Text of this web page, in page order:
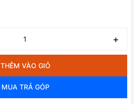
+
THÊM VÀO GIỎ
MUA TRẢ GÓP